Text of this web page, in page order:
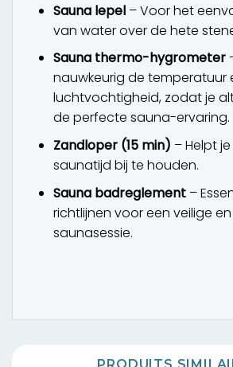
Sauna lepel– Voor het
van water over de hete
Sauna thermo-hygrometer
nauwkeurig de temperatuur
luchtvochtigheid, zodat je
de perfecte sauna-ervaring.
Zandloper (15 min) – Helpt
saunatijd bij te houden.
Sauna badreglement–
richtlijnen voor een veilige
saunasessie.